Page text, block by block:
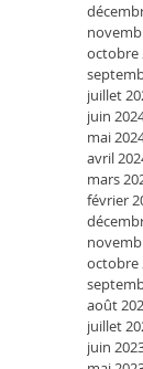
octobre
juillet
juin
mai
avril
mars
février
octobre
août
juillet
juin